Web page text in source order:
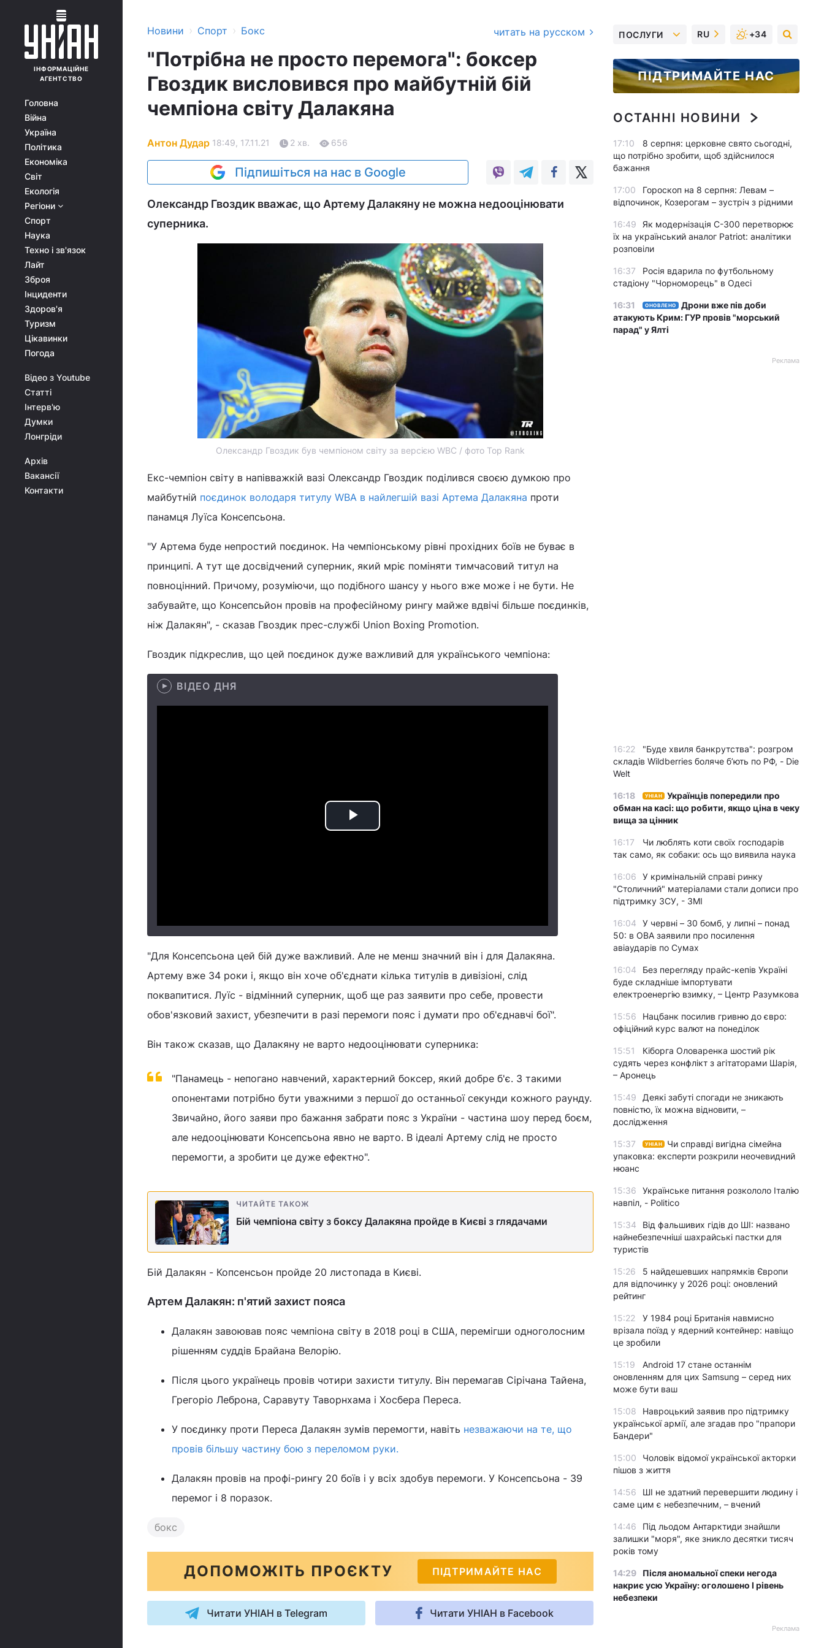
ІНФОРМАЦІЙНЕ
АГЕНТСТВО
Головна
Війна
Україна
Політика
Економіка
Світ
Екологія
Регіони
Спорт
Наука
Техно і зв'язок
Лайт
Зброя
Інциденти
Здоров'я
Туризм
Цікавинки
Погода
Відео з Youtube
Статті
Інтерв'ю
Думки
Лонгріди
Архів
Вакансії
Контакти
Новини › Спорт › Бокс читать на русском
"Потрібна не просто перемога": боксер
Гвоздик висловився про майбутній бій
чемпіона світу Далакяна
Антон Дудар 18:49, 17.11.21 2 хв. 656
Підпишіться на нас в Google
Олександр Гвоздик вважає, що Артему Далакяну не можна недооцінювати
суперника.
Олександр Гвоздик був чемпіоном світу за версією WBC / фото Top Rank
Екс-чемпіон світу в напівважкій вазі Олександр Гвоздик поділився своєю думкою про
майбутній поєдинок володаря титулу WBA в найлегшій вазі Артема Далакяна проти
панамця Луїса Консепсьона.
"У Артема буде непростий поєдинок. На чемпіонському рівні прохідних боїв не буває в
принципі. А тут ще досвідчений суперник, який мріє поміняти тимчасовий титул на
повноцінний. Причому, розуміючи, що подібного шансу у нього вже може і не бути. Не
забувайте, що Консепсьйон провів на професійному рингу майже вдвічі більше поєдинків,
ніж Далакян", - сказав Гвоздик прес-службі Union Boxing Promotion.
Гвоздик підкреслив, що цей поєдинок дуже важливий для українського чемпіона:
ВІДЕО ДНЯ
Play
"Для Консепсьона цей бій дуже важливий. Але не менш значний він і для Далакяна.
Артему вже 34 роки і, якщо він хоче об'єднати кілька титулів в дивізіоні, слід
поквапитися. Луїс - відмінний суперник, щоб ще раз заявити про себе, провести
обов'язковий захист, убезпечити в разі перемоги пояс і думати про об'єднавчі бої".
Він також сказав, що Далакяну не варто недооцінювати суперника:
"Панамець - непогано навчений, характерний боксер, який добре б'є. З такими
опонентами потрібно бути уважними з першої до останньої секунди кожного раунду.
Звичайно, його заяви про бажання забрати пояс з України - частина шоу перед боєм,
але недооцінювати Консепсьона явно не варто. В ідеалі Артему слід не просто
перемогти, а зробити це дуже ефектно".
ЧИТАЙТЕ ТАКОЖ
Бій чемпіона світу з боксу Далакяна пройде в Києві з глядачами
Бій Далакян - Копсенсьон пройде 20 листопада в Києві.
Артем Далакян: п'ятий захист пояса
Далакян завоював пояс чемпіона світу в 2018 році в США, перемігши одноголосним
рішенням суддів Брайана Велорію.
Після цього українець провів чотири захисти титулу. Він перемагав Сірічана Тайена,
Грегоріо Леброна, Саравуту Таворнхама і Хосбера Переса.
У поєдинку проти Переса Далакян зумів перемогти, навіть незважаючи на те, що
провів більшу частину бою з переломом руки.
Далакян провів на профі-рингу 20 боїв і у всіх здобув перемоги. У Консепсьона - 39
перемог і 8 поразок.
бокс
ДОПОМОЖІТЬ ПРОЄКТУ ПІДТРИМАЙТЕ НАС
Читати УНІАН в Telegram Читати УНІАН в Facebook
ПОСЛУГИ RU +34
ПІДТРИМАЙТЕ НАС
ОСТАННІ НОВИНИ
17:10
8 серпня: церковне свято сьогодні,
що потрібно зробити, щоб здійснилося
бажання
17:00
Гороскоп на 8 серпня: Левам –
відпочинок, Козерогам – зустріч з рідними
16:49
Як модернізація С-300 перетворює
їх на український аналог Patriot: аналітики
розповіли
16:37
Росія вдарила по футбольному
стадіону "Чорноморець" в Одесі
16:31 ОНОВЛЕНО
Дрони вже пів доби
атакують Крим: ГУР провів "морський
парад" у Ялті
Реклама
16:22
"Буде хвиля банкрутства": розгром
складів Wildberries боляче бʼють по РФ, - Die
Welt
16:18 УНІАН
Українців попередили про
обман на касі: що робити, якщо ціна в чеку
вища за цінник
16:17
Чи люблять коти своїх господарів
так само, як собаки: ось що виявила наука
16:06
У кримінальній справі ринку
"Столичний" матеріалами стали дописи про
підтримку ЗСУ, - ЗМІ
16:04
У червні – 30 бомб, у липні – понад
50: в ОВА заявили про посилення
авіаударів по Сумах
16:04
Без перегляду прайс-кепів Україні
буде складніше імпортувати
електроенергію взимку, – Центр Разумкова
15:56
Нацбанк посилив гривню до євро:
офіційний курс валют на понеділок
15:51
Кіборга Оловаренка шостий рік
судять через конфлікт з агітаторами Шарія,
– Аронець
15:49
Деякі забуті спогади не зникають
повністю, їх можна відновити, –
дослідження
15:37 УНІАН
Чи справді вигідна сімейна
упаковка: експерти розкрили неочевидний
нюанс
15:36
Українське питання розкололо Італію
навпіл, - Politico
15:34
Від фальшивих гідів до ШІ: названо
найнебезпечніші шахрайські пастки для
туристів
15:26
5 найдешевших напрямків Європи
для відпочинку у 2026 році: оновлений
рейтинг
15:22
У 1984 році Британія навмисно
врізала поїзд у ядерний контейнер: навіщо
це зробили
15:19
Android 17 стане останнім
оновленням для цих Samsung – серед них
може бути ваш
15:08
Навроцький заявив про підтримку
української армії, але згадав про "прапори
Бандери"
15:00
Чоловік відомої української акторки
пішов з життя
14:56
ШІ не здатний перевершити людину і
саме цим є небезпечним, – вчений
14:46
Під льодом Антарктиди знайшли
залишки "моря", яке зникло десятки тисяч
років тому
14:29
Після аномальної спеки негода
накриє усю Україну: оголошено І рівень
небезпеки
Реклама